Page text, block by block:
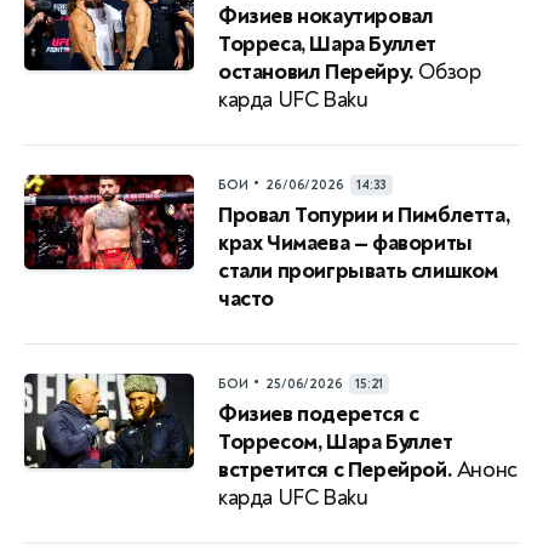
Физиев нокаутировал
Торреса, Шара Буллет
остановил Перейру. Обзор
карда UFC Baku
БОИ • 26/06/2026 14:33
Провал Топурии и Пимблетта,
крах Чимаева — фавориты
стали проигрывать слишком
часто
БОИ • 25/06/2026 15:21
Физиев подерется с
Торресом, Шара Буллет
встретится с Перейрой.Анонс
карда UFC Baku